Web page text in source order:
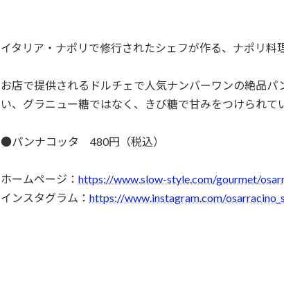
イタリア・ナポリで修行されたシェフが作る、ナポリ料
お店で提供されるドルチェで人気ナンバーワンの絶品
い、グラニュー糖ではなく、きび糖で甘みをつけられて
●パンナコッタ 480円（税込）
ホームページ： https://www.slow-style.com/gourmet/
インスタグラム： https://www.instagram.com/